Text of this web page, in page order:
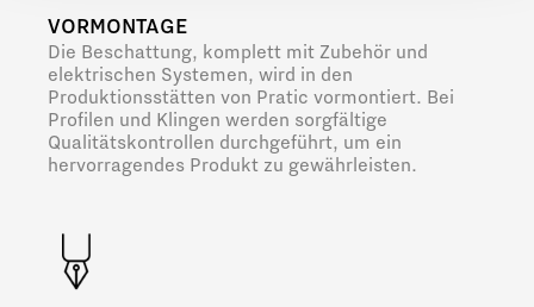
VORMONTAGE
Die Beschattung, komplett mit Zubehör und
elektrischen Systemen, wird in den
Produktionsstätten von Pratic vormontiert. Bei
Profilen und Klingen werden sorgfältige
Qualitätskontrollen durchgeführt, um ein
hervorragendes Produkt zu gewährleisten.